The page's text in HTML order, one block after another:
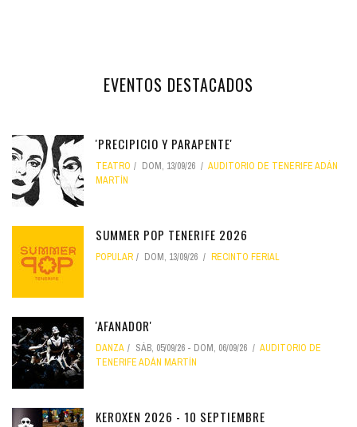
EVENTOS DESTACADOS
'PRECIPICIO Y PARAPENTE'
TEATRO DOM, 13/09/26
AUDITORIO DE TENERIFE ADÁN
MARTÍN
SUMMER POP TENERIFE 2026
POPULAR DOM, 13/09/26 RECINTO FERIAL
'AFANADOR'
DANZA SÁB, 05/09/26 - DOM, 06/09/26
AUDITORIO DE
TENERIFE ADÁN MARTÍN
KEROXEN 2026 - 10 SEPTIEMBRE